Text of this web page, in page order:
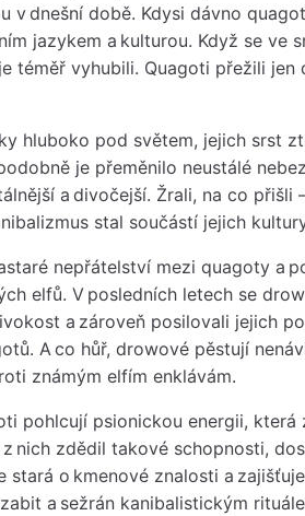
v dnešní době. Kdysi dávno
jazykem a kulturou. Když se ve
téměř vyhubili. Quagoti přežili
hluboko pod světem, jejich srst
je přeměnilo neustálé
a divočejší. Žrali, na co
stal součástí jejich
nepřátelství mezi quagoty a
elfů. V posledních letech se
a zároveň posilovali jejich
A co hůř, drowové pěstují
známým elfím enklávám.
pohlcují psionickou energii, která
nich zdědil takové schopnosti,
stará o kmenové znalosti a
a sežrán kanibalistickým